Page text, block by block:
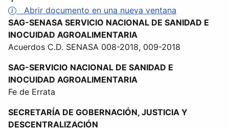
Abrir documento en una nueva ventana
SAG-SENASA SERVICIO NACIONAL DE SANIDAD E
INOCUIDAD AGROALIMENTARIA
Acuerdos C.D. SENASA 008-2018, 009-2018
SAG-SERVICIO NACIONAL DE SANIDAD E
INOCUIDAD AGROALIMENTARIA
Fe de Errata
SECRETARÍA DE GOBERNACIÓN, JUSTICIA Y
DESCENTRALIZACIÓN